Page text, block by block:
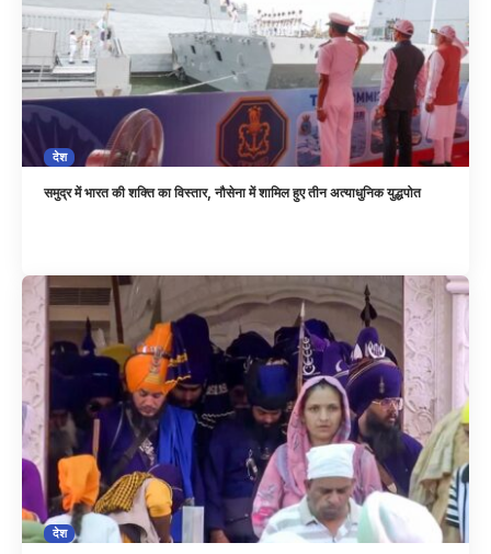
देश
समुद्र में भारत की शक्ति का विस्तार, नौसेना में शामिल हुए तीन अत्याधुनिक युद्धपोत
देश